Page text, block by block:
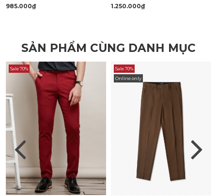
985.000₫ 1.250.000₫
SẢN PHẨM CÙNG DANH MỤC
Sale 70%
Sale 70%
Online only